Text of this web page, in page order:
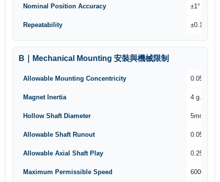
Nominal Position Accuracy ±1°
Repeatability ±0.1 deg
B｜Mechanical Mounting 安裝與機械限制
Allowable Mounting Concentricity 0.0508mm
Magnet Inertia 4 g.mm²
Hollow Shaft Diameter 5mm
Allowable Shaft Runout 0.051mm
Allowable Axial Shaft Play 0.254mm
Maximum Permissible Speed 6000 RPM